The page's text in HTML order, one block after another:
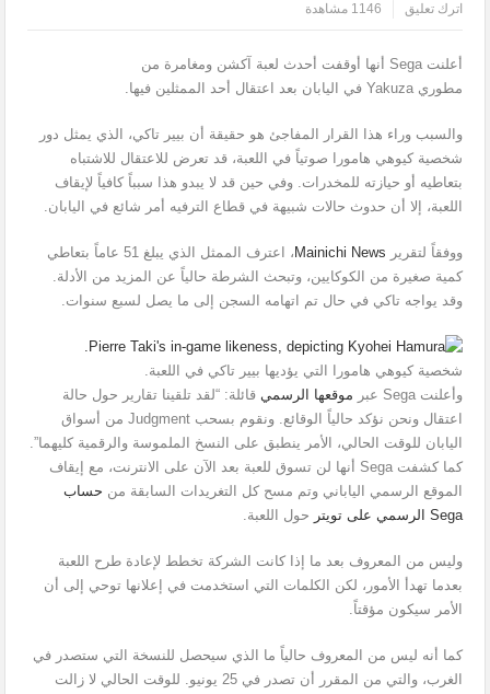
اترك تعليق
1146 مشاهدة
أعلنت Sega أنها أوقفت أحدث لعبة آكشن ومغامرة من
مطوري Yakuza في اليابان بعد اعتقال أحد الممثلين فيها.
والسبب وراء هذا القرار المفاجئ هو حقيقة أن بيير تاكي، الذي يمثل دور
شخصية كيوهي هامورا صوتياً في اللعبة، قد تعرض للاعتقال للاشتباه
بتعاطيه أو حيازته للمخدرات. وفي حين قد لا يبدو هذا سبباً كافياً لإيقاف
اللعبة، إلا أن حدوث حالات شبيهة في قطاع الترفيه أمر شائع في اليابان.
ووفقاً لتقرير Mainichi News
، اعترف الممثل الذي يبلغ 51 عاماً بتعاطي
كمية صغيرة من الكوكايين، وتبحث الشرطة حالياً عن المزيد من الأدلة.
وقد يواجه تاكي في حال تم اتهامه السجن إلى ما يصل لسبع سنوات.
شخصية كيوهي هامورا التي يؤديها بيير تاكي في اللعبة.
وأعلنت Sega عبر
موقعها الرسمي قائلة: “لقد تلقينا تقارير حول حالة
اعتقال ونحن نؤكد حالياً الوقائع. ونقوم بسحب Judgment من أسواق
اليابان للوقت الحالي، الأمر ينطبق على النسخ الملموسة والرقمية كليهما”.
كما كشفت Sega أنها لن تسوق للعبة بعد الآن على الانترنت، مع إيقاف
الموقع الرسمي الياباني وتم مسح كل التغريدات السابقة من حساب
Sega الرسمي على تويتر
حول اللعبة.
وليس من المعروف بعد ما إذا كانت الشركة تخطط لإعادة طرح اللعبة
بعدما تهدأ الأمور، لكن الكلمات التي استخدمت في إعلانها توحي إلى أن
الأمر سيكون مؤقتاً.
كما أنه ليس من المعروف حالياً ما الذي سيحصل للنسخة التي ستصدر في
الغرب، والتي من المقرر أن تصدر في 25 يونيو. للوقت الحالي لا زالت